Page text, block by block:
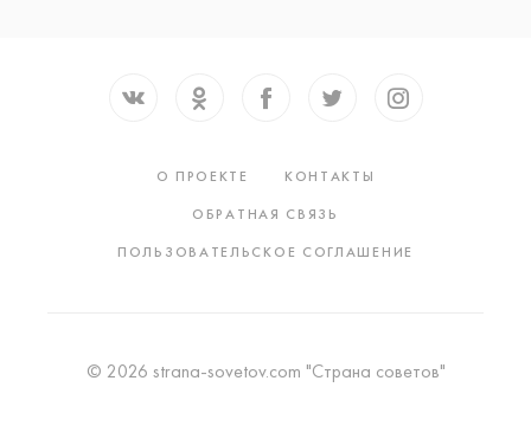
О ПРОЕКТЕ
КОНТАКТЫ
ОБРАТНАЯ СВЯЗЬ
ПОЛЬЗОВАТЕЛЬСКОЕ СОГЛАШЕНИЕ
© 2026 strana-sovetov.com "Страна советов"